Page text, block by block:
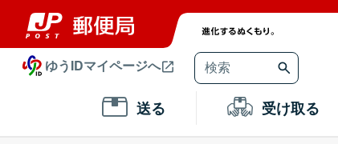
ゆうIDマイページへ
送る 受け取る